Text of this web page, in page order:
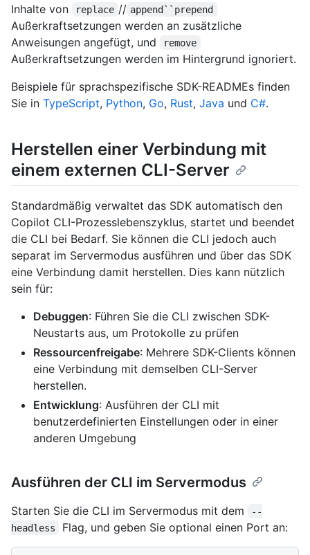
Inhalte von
replace // append``prepend
Außerkraftsetzungen werden an zusätzliche
Anweisungen angefügt, und
remove
Außerkraftsetzungen werden im Hintergrund ignoriert.
Beispiele für sprachspezifische SDK-READMEs finden
Sie in TypeScript, Python, Go, Rust, Java und C#.
Herstellen einer Verbindung mit
einem externen CLI-Server
Standardmäßig verwaltet das SDK automatisch den
Copilot CLI-Prozesslebenszyklus, startet und beendet
die CLI bei Bedarf. Sie können die CLI jedoch auch
separat im Servermodus ausführen und über das SDK
eine Verbindung damit herstellen. Dies kann nützlich
sein für:
Debuggen: Führen Sie die CLI zwischen SDK-
Neustarts aus, um Protokolle zu prüfen
Ressourcenfreigabe: Mehrere SDK-Clients können
eine Verbindung mit demselben CLI-Server
herstellen.
Entwicklung: Ausführen der CLI mit
benutzerdefinierten Einstellungen oder in einer
anderen Umgebung
Ausführen der CLI im Servermodus
Starten Sie die CLI im Servermodus mit dem
--
headless
Flag, und geben Sie optional einen Port an: